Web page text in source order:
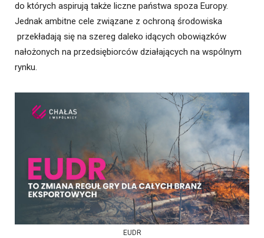
do których aspirują także liczne państwa spoza Europy.
Jednak ambitne cele związane z ochroną środowiska
przekładają się na szereg daleko idących obowiązków
nałożonych na przedsiębiorców działających na wspólnym
rynku.
EUDR